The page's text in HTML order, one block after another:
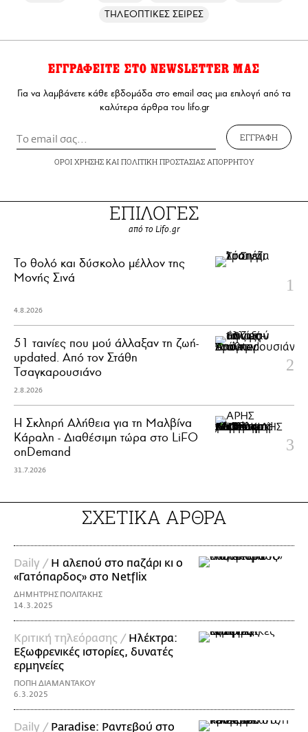
ΤΗΛΕΟΠΤΙΚΕΣ ΣΕΙΡΕΣ
ΕΓΓΡΑΦΕΙΤΕ ΣΤΟ NEWSLETTER ΜΑΣ
Για να λαμβάνετε κάθε εβδομάδα στο email σας μια επιλογή από τα
καλύτερα άρθρα του lifo.gr
ΕΓΓΡΑΦΗ
ΟΡΟΙ ΧΡΗΣΗΣΚΑΙ ΠΟΛΙΤΙΚΗ ΠΡΟΣΤΑΣΙΑΣ ΑΠΟΡΡΗΤΟΥ
ΕΠΙΛΟΓΕΣ
από το Lifo.gr
Το θολό και δύσκολο μέλλον της
Μονής Σινά
4.8.2026
51 ταινίες που μού άλλαξαν τη ζωή-
updated. Aπό τον Στάθη
Τσαγκαρουσιάνο
2.8.2026
Η Σκληρή Αλήθεια για τη Μαλβίνα
Κάραλη - Διαθέσιμη τώρα στo LiFO
onDemand
31.7.2026
ΣΧΕΤΙΚΑ ΑΡΘΡΑ
Daily / Η αλεπού στο παζάρι κι ο
«Γατόπαρδος» στο Netflix
ΔΗΜΗΤΡΗΣ ΠΟΛΙΤΑΚΗΣ
14.3.2025
Κριτική τηλεόρασης / Ηλέκτρα:
Εξωφρενικές ιστορίες, δυνατές
ερμηνείες
ΠΟΠΗ ΔΙΑΜΑΝΤΑΚΟΥ
6.3.2025
Daily / Paradise: Ραντεβού στο